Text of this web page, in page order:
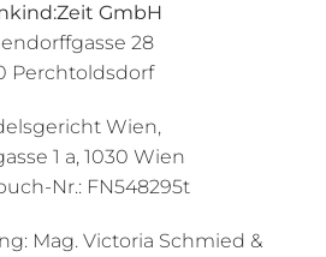
GmbH
28
Perchtoldsdorf
Wien,
1 a, 1030 Wien
Nr.: FN548295t
Mag. Victoria Schmied &